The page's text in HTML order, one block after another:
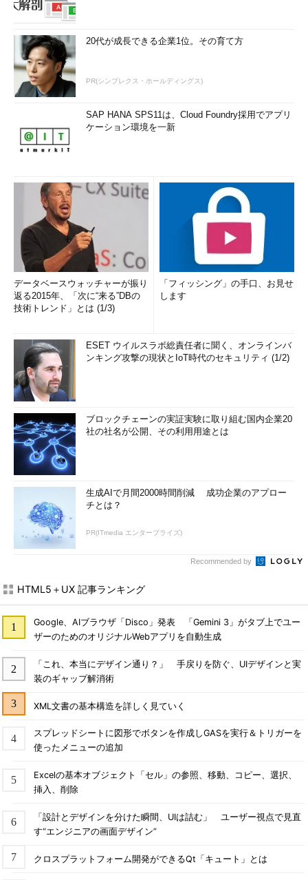
20代が成長できる企業1位。その育て方
PR(シンプレクス・ホールディングス)
SAP HANA SPS11は、Cloud Foundry採用でアプリ
ケーション環境を一新
データベースウォッチャーが振り
返る2015年、「次に“来る”DBの
技術トレンド」とは (1/3)
「フィッシング」の手口、お見せ
します
ESET ウイルスラボ総責任者に聞く、オンラインバ
ンキング攻撃の現状とIoT時代のセキュリティ (1/2)
ブロックチェーンの実証実験に取り組む国内企業20
社の社名が公開、その利用用途とは
生成AIで月間2000時間削減 成功企業のアプロー
チとは？
PR(ITmedia エンタープライズ)
Recommended by
HTML5＋UX 記事ランキング
Google、AIブラウザ「Disco」発表 「Gemini 3」がタブ上でユー
ザーのためのオリジナルWebアプリを自動生成
「これ、本当にデザイン通り？」 手戻りを防ぐ、UIデザインと実
装のギャップ解消術
XML文書の基本構造を詳しく見ていく
スプレッドシートに図形でボタンを作成しGASを実行＆トリガーを
使ったメニューの追加
Excelの基本オブジェクト「セル」の参照、移動、コピー、選択、
挿入、削除
「設計とデザインを分けた瞬間、UIは詰む」 ユーザー視点で見直
す“エンジニアの画面デザイン”
クロスプラットフォーム開発ができるQt「キュート」とは